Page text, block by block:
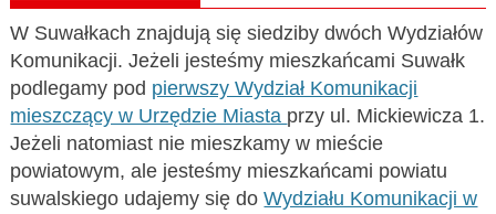
W Suwałkach znajdują się siedziby dwóch Wydziałów
Komunikacji. Jeżeli jesteśmy mieszkańcami Suwałk
podlegamy pod pierwszy Wydział Komunikacji
mieszczący w Urzędzie Miasta przy ul. Mickiewicza 1.
Jeżeli natomiast nie mieszkamy w mieście
powiatowym, ale jesteśmy mieszkańcami powiatu
suwalskiego udajemy się doWydziału Komunikacji w